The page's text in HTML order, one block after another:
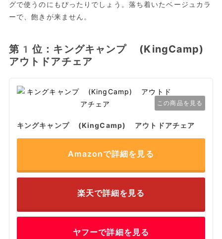
グで使うのにもぴったりでしょう。落ち着いたベージュカラ
ーで、飽きが来ません。
第1位：キングキャンプ (KingCamp)
アウトドアチェア
この商品を見る
キングキャンプ (KingCamp) アウトドアチェア
Amazonで詳細を見る
楽天で詳細を見る
ヤフーで詳細を見る